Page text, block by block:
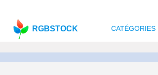
RGBSTOCK CATÉGORIES